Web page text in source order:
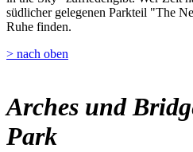
südlicher gelegenen Parkteil "The
Ruhe finden.
> nach oben
Arches und
Park